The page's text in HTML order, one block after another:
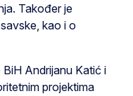
Također je
kao i o
Andrijanu Katić i
projektima